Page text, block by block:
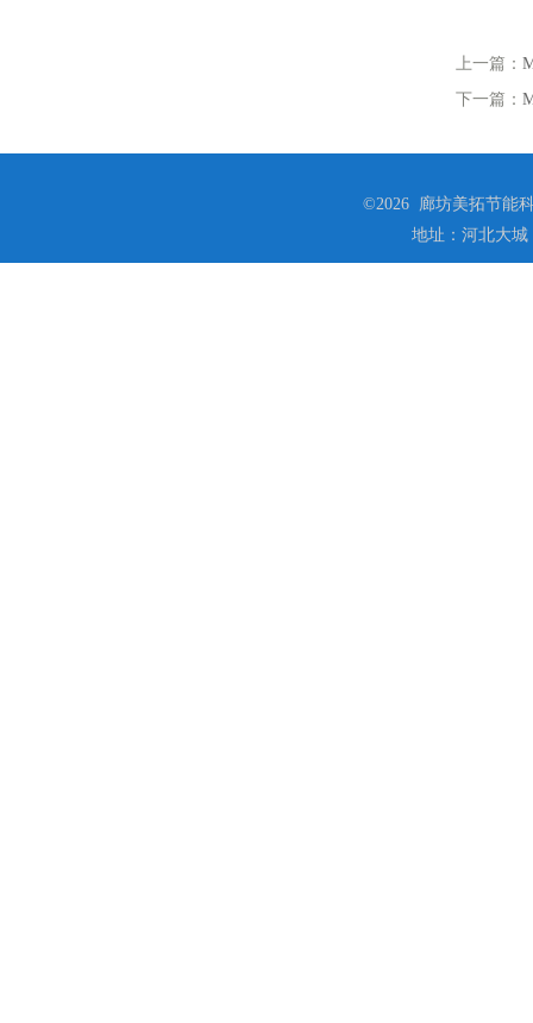
上一篇：
下一篇：
©2026 廊坊美拓节能
地址：河北大城